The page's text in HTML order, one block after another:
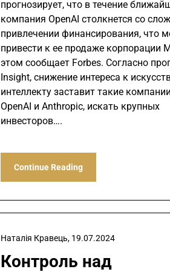
прогнозирует, что в течение
компания OpenAI столкнется со
привлечении финансирования, что
привести к ее продаже корпорации
этом сообщает Forbes. Согласно
Insight, снижение интереса к
интеллекту заставит такие
OpenAI и Anthropic, искать крупных
инвесторов….
Continue Reading
Контроль над
Наталія Кравець, 19.07.2024